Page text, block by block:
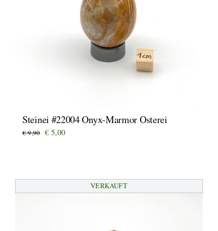
Steinei #22004 Onyx-Marmor Osterei
€9,90 Ursprünglicher
€5,00Aktueller
VERKAUFT